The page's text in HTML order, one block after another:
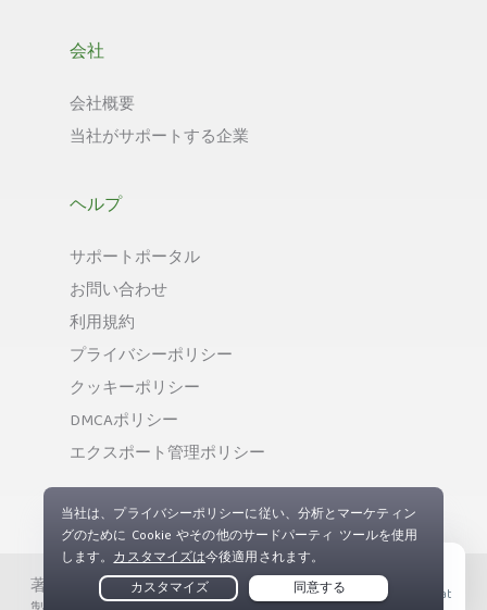
会社
会社概要
当社がサポートする企業
ヘルプ
サポートポータル
お問い合わせ
利用規約
プライバシーポリシー
クッキーポリシー
DMCAポリシー
エクスポート管理ポリシー
著作権 © Private Internet Access, Inc. 無断複写、無断複Live Chat